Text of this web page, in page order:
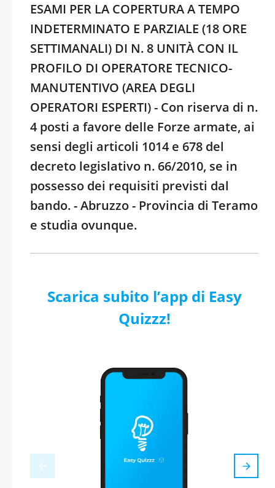
ESAMI PER LA COPERTURA A TEMPO
INDETERMINATO E PARZIALE (18 ORE
SETTIMANALI) DI N. 8 UNITÀ CON IL
PROFILO DI OPERATORE TECNICO-
MANUTENTIVO (AREA DEGLI
OPERATORI ESPERTI) - Con riserva di n.
4 posti a favore delle Forze armate, ai
sensi degli articoli 1014 e 678 del
decreto legislativo n. 66/2010, se in
possesso dei requisiti previsti dal
bando. - Abruzzo - Provincia di Teramo
e studia ovunque.
Scarica subito l’app di Easy
Quizzz!